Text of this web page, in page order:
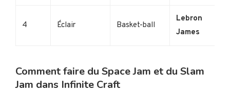
4 Éclair Basket-ball
Lebron
James
Comment faire du Space Jam et du Slam
Jam dans Infinite Craft